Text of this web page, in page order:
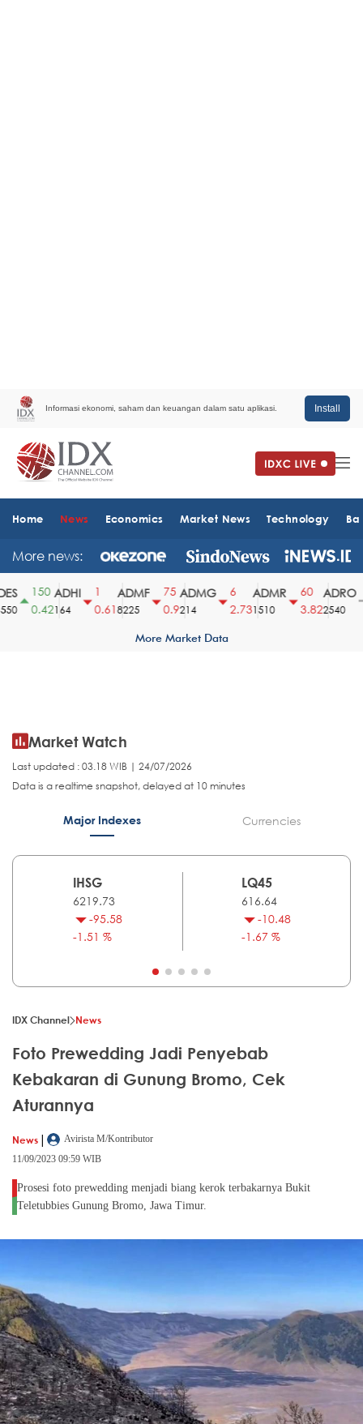
Informasi ekonomi, saham dan keuangan dalam satu aplikasi. Install
Home News Economics Market News Technology
More news:
150
0.42
ADHI
164
0.61
ADMF
8225
75
0.9
ADMG
214
2.73
ADMR
1510
60
3.82
ADRO
2540
More Market Data
Market Watch
Last updated : 03.18 WIB | 24/07/2026
Data is a realtime snapshot, delayed at 10 minutes
Major Indexes Currencies
IHSG
6219.73
-95.58
-1.51 %
LQ45
616.64
-10.48
-1.67 %
IDX Channel News
Foto Prewedding Jadi Penyebab
Kebakaran di Gunung Bromo, Cek
Aturannya
News |
Avirista M/Kontributor
11/09/2023 09:59 WIB
Prosesi foto prewedding menjadi biang kerok terbakarnya Bukit
Teletubbies Gunung Bromo, Jawa Timur.